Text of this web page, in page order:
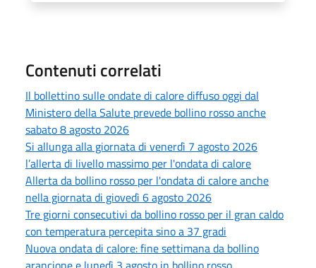
Contenuti correlati
Il bollettino sulle ondate di calore diffuso oggi dal
Ministero della Salute prevede bollino rosso anche
sabato 8 agosto 2026
Si allunga alla giornata di venerdì 7 agosto 2026
l’allerta di livello massimo per l'ondata di calore
Allerta da bollino rosso per l'ondata di calore anche
nella giornata di giovedì 6 agosto 2026
Tre giorni consecutivi da bollino rosso per il gran caldo
con temperatura percepita sino a 37 gradi
Nuova ondata di calore: fine settimana da bollino